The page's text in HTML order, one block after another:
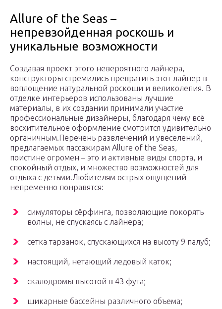
Allure of the Seas –
непревзойденная роскошь и
уникальные возможности
Создавая проект этого невероятного лайнера,
конструкторы стремились превратить этот лайнер в
воплощение натуральной роскоши и великолепия. В
отделке интерьеров использованы лучшие
материалы, в их создании принимали участие
профессиональные дизайнеры, благодаря чему всё
восхитительное оформление смотрится удивительно
органичным.Перечень развлечений и увеселений,
предлагаемых пассажирам Allure of the Seas,
поистине огромен – это и активные виды спорта, и
спокойный отдых, и множество возможностей для
отдыха с детьми.Любителям острых ощущений
непременно понравятся:
симуляторы сёрфинга, позволяющие покорять
волны, не спускаясь с лайнера;
сетка тарзанок, спускающихся на высоту 9 палуб;
настоящий, нетающий ледовый каток;
скалодромы высотой в 43 фута;
шикарные бассейны различного объема;